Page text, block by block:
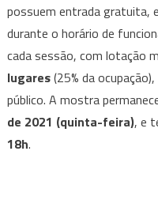
norte-
americana
Joan
Crawford
possuem entrada gratuita,
durante o horário de
cada sessão, com lotação
lugares(25% da
público. A mostra
de 2021 (quinta-feira), e
18h.